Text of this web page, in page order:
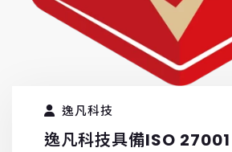
逸凡科技
逸凡科技具備ISO